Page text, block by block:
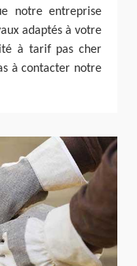
notre entreprise
adaptés à votre
à tarif pas cher
à contacter notre